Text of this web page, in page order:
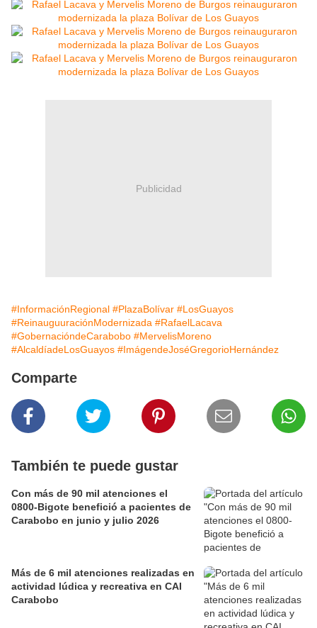
Publicidad
#InformaciónRegional #PlazaBolívar #LosGuayos
#ReinauguuraciónModernizada #RafaelLacava
#GobernacióndeCarabobo #MervelisMoreno
#AlcaldíadeLosGuayos #ImágendeJoséGregorioHernández
Comparte
También te puede gustar
Con más de 90 mil atenciones el
0800-Bigote benefició a pacientes de
Carabobo en junio y julio 2026
Más de 6 mil atenciones realizadas en
actividad lúdica y recreativa en CAI
Carabobo